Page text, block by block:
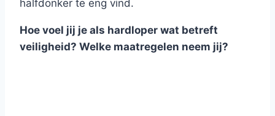
halfdonker te eng vind.
Hoe voel jij je als hardloper wat betreft
veiligheid? Welke maatregelen neem jij?